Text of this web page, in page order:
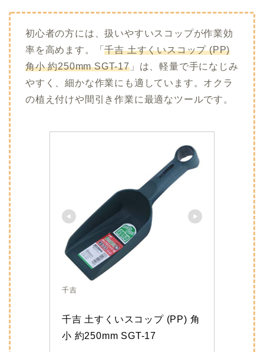
初心者の方には、扱いやすいスコップが作業効
率を高めます。
「千吉 土すくいスコップ (PP)
角小 約250mm SGT-17」は、軽量で手になじみ
やすく、細かな作業にも適しています。 オクラ
の植え付けや間引き作業に最適なツールです。
千吉
千吉 土すくいスコップ (PP) 角
小 約250mm SGT-17